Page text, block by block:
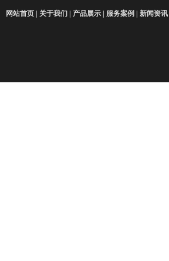
网站首页 | 关于我们 | 产品展示 | 服务案例 | 新闻资讯